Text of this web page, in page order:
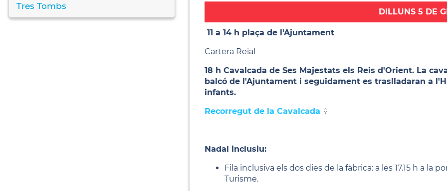
Tres Tombs
DILLUNS 5 DE
11 a 14 h plaça de l'Ajuntament
Cartera Reial
18 h Cavalcada de Ses Majestats els Reis d'Orient. La
balcó de l'Ajuntament i seguidament es traslladaran a
infants.
Recorregut de la Cavalcada
Nadal inclusiu:
Fila inclusiva els dos dies de la fàbrica: a les 17.15 h a la
Turisme.